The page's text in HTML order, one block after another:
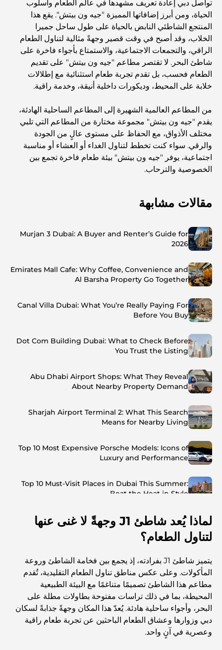
تواصل دبي إعادة تعريف مشهدها في عالم الطعام وأسلوب
الحياة، ومن أبرز إضافاتها المميزة "جيه ون بيتش". يقع هذا
المنتجع الشاطئي النابض بالحياة على طول ساحل جميرا
الخلاب، وقد أصبح في وقت قصير وجهةً مثالية لتناول الطعام
الراقي، والتجمعات الاجتماعية، والاستمتاع بأجواء فاخرة على
شاطئ البحر. لا تقتصر مطاعم "جيه ون بيتش" على تقديم
الطعام فحسب، بل تقدم تجربة طعام استثنائية مع إطلالات
خلابة على المحيط، وديكورات داخلية أنيقة، وخدمة راقية.
من المطاعم العالمية الشهيرة إلى المطاعم الساحلية الهادئة،
يقدم "جيه ون بيتش" مجموعة مختارة من المطاعم التي تلبي
مختلف الأذواق، مع الحفاظ على مستوى عالٍ من الجودة
والرقي. سواء كنت تخطط لتناول الغداء أو العشاء أو مناسبة
اجتماعية، يوفر "جيه ون بيتش" بيئة طعام فاخرة تجمع بين
الخصوصية والترحاب.
مقالات مشابهة
Murjan 3 Dubai: A Buyer and Renter’s Guide for
2026
Emirates Mall Cafe: Why Coffee, Convenience and
Al Barsha Property Go Together
Canal Villa Dubai: What You’re Really Paying For
Before You Buy
Dot Com Building Dubai: What to Check Before
You Trust the Listing
Abu Dhabi Airport Shops: What They Reveal
About Nearby Property Demand
Sharjah Airport Terminal 2: What This Search
Means for Nearby Living
Top 10 Most Expensive Porsche Models: Icons of
Luxury and Performance
Top 10 Must-Visit Places in Dubai This Summer:
Beat the Heat in Style
Top 7 Busiest Airports in the World: Hub of Global
Travel
Abu Dhabi vs Dubai: A Practical Comparison for
Investors and Residents
Best Schools in Downtown Dubai: A Guide for
Families
أشياء يمكنك القيام بها في دبي خلال فصل الصيف: دليلك الأمثل
للتغلب على الحرارة
لماذا يُعد شاطئ J1 وجهةً لا غنى عنها
لتناول الطعام؟
يتميز شاطئ J1 بفرادته، إذ يجمع بين فخامة الشاطئ وروعة
المأكولات. وعلى عكس مناطق تناول الطعام التقليدية، تُقدم
مطاعم هذا الشاطئ تصميمًا متناغمًا مع البيئة الطبيعية
المحيطة، بما في ذلك تراسات مفتوحة بطاولات مطلة على
البحر، وأجواء ساحلية هادئة. يُعدّ هذا المكان وجهةً جذابةً لسكان
دبي وزوارها وعشاق الطعام الباحثين عن تجربة طعام راقية
وعصرية في آنٍ واحد.